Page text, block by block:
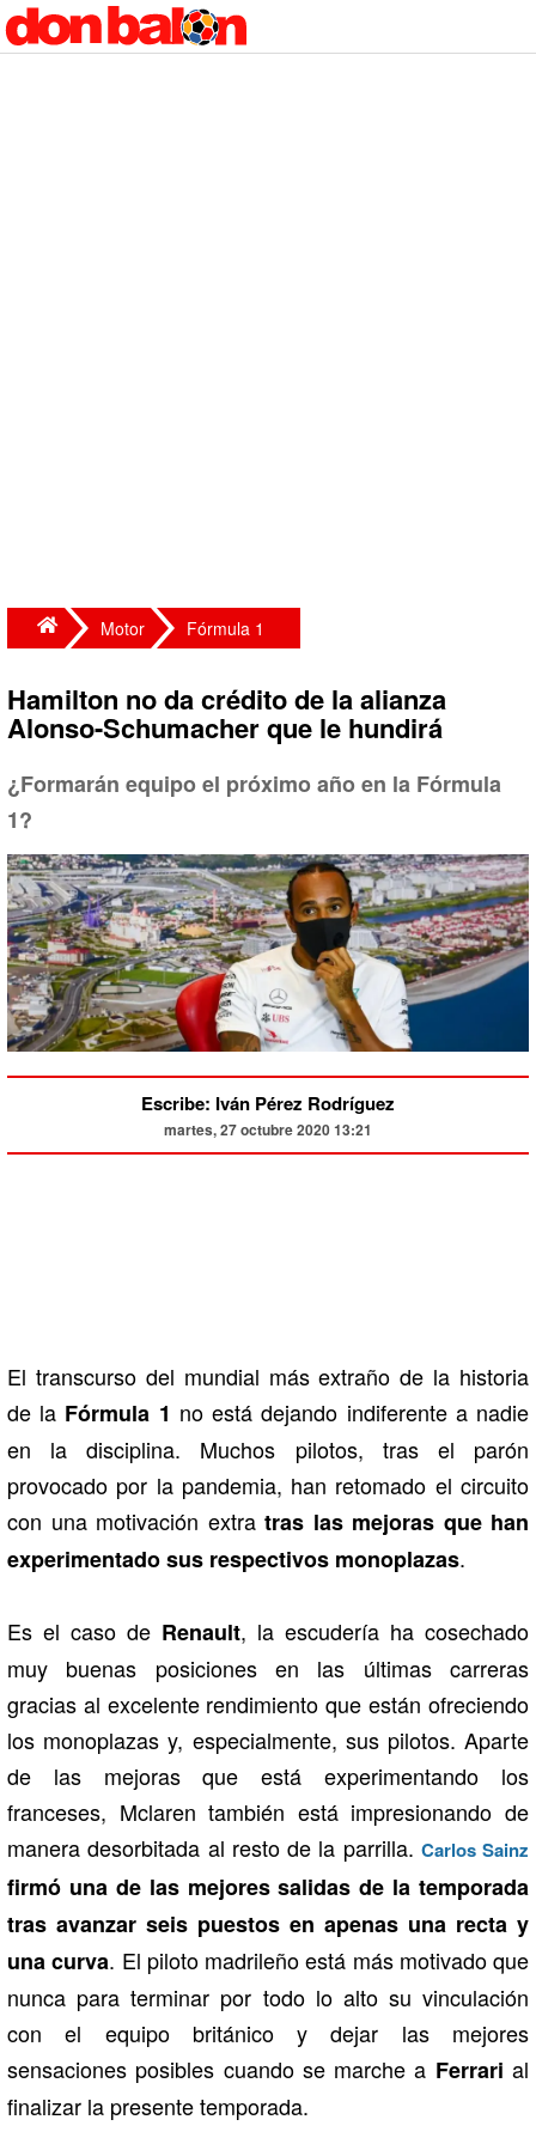
Motor Fórmula 1
Hamilton no da crédito de la alianza
Alonso-Schumacher que le hundirá
¿Formarán equipo el próximo año en la Fórmula
1?
Escribe: Iván Pérez Rodríguez
martes, 27 octubre 2020 13:21
El transcurso del mundial más extraño de la historia
de la Fórmula 1 no está dejando indiferente a nadie
en la disciplina. Muchos pilotos, tras el parón
provocado por la pandemia, han retomado el circuito
con una motivación extratras las mejoras que han
experimentado sus respectivos monoplazas.
Es el caso de Renault, la escudería ha cosechado
muy buenas posiciones en las últimas carreras
gracias al excelente rendimiento que están ofreciendo
los monoplazas y, especialmente, sus pilotos. Aparte
de las mejoras que está experimentando los
franceses, Mclaren también está impresionando de
manera desorbitada al resto de la parrilla. Carlos Sainz
firmó una de las mejores salidas de la temporada
tras avanzar seis puestos en apenas una recta y
una curva. El piloto madrileño está más motivado que
nunca para terminar por todo lo alto su vinculación
con el equipo británico y dejar las mejores
sensaciones posibles cuando se marche a Ferrari al
finalizar la presente temporada.